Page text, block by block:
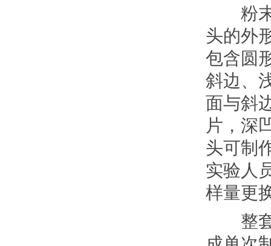
粉末
头的外
包含圆
斜边、
面与斜
片，深
头可制
实验人
样量更
整套